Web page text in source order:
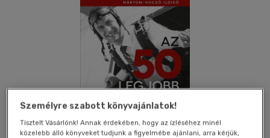
Személyre szabott könyvajánlatok!
Tisztelt Vásárlónk! Annak érdekében, hogy az ízléséhez minél
közelebb álló könyveket tudjunk a figyelmébe ajánlani, arra kérjük,